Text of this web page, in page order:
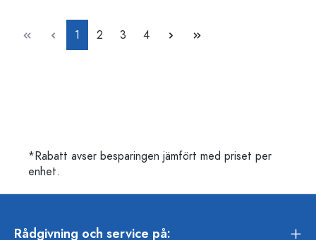
Sida
1 Sida
2 Sida
3 Sida
4
*Rabatt avser besparingen jämfört med priset per
enhet.
Rådgivning och service på: